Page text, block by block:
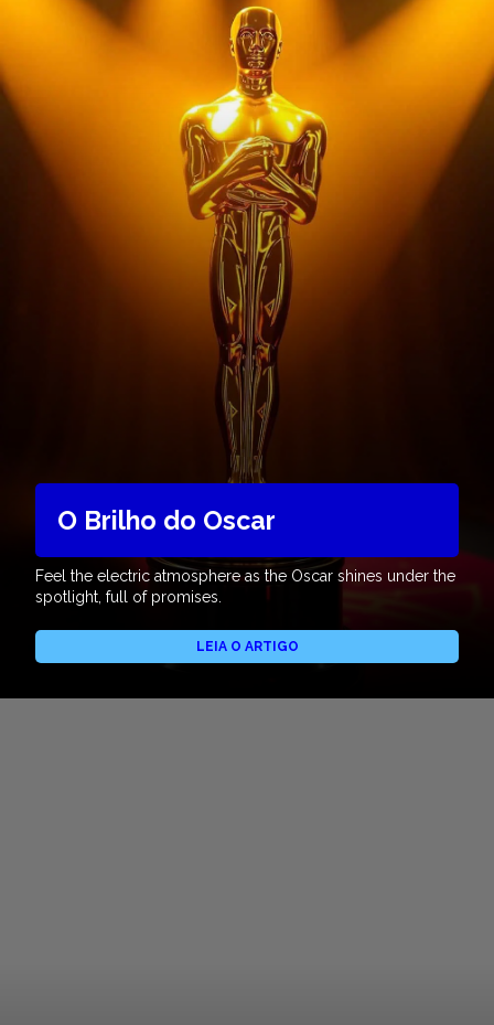
O Brilho do Oscar
Feel the electric atmosphere as the Oscar shines under the
spotlight, full of promises.
LEIA O ARTIGO